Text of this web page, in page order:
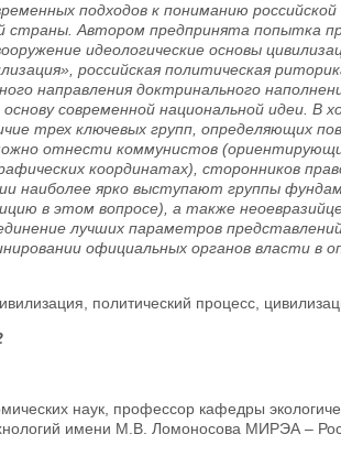
подходов к пониманию
страны. Автором предпринята попытка
идеологические основы
российская политическая
направления доктринального
современной национальной идеи. В
трех ключевых групп, определяющих
отнести коммунистов
координатах), сторонников
наиболее ярко выступают группы
в этом вопросе), а также
лучших параметров
официальных органов власти в
политический процесс,
наук, профессор кафедры
имени М.В. Ломоносова МИРЭА –